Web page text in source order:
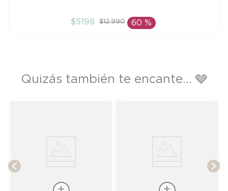
AÑADIR AL CARRITO
$5196 $12.990 60 %
Quizás también te encante... 🩶